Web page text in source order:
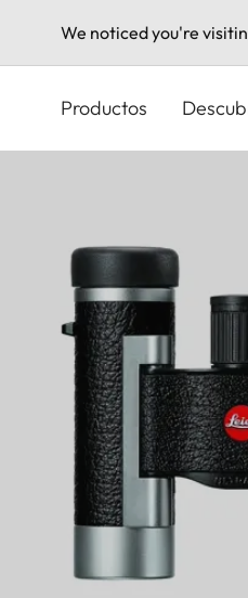
We noticed you're
principal
Productos